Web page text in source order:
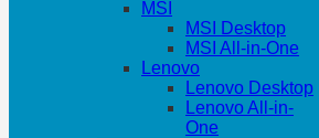
MSI
MSI Desktop
MSI All-in-One
Lenovo
Lenovo Desktop
Lenovo All-in-
One